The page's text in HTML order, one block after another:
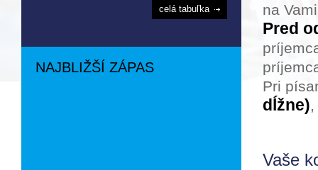
na
Pred
Pri
dĺžne)
Vaše
celá tabuľka
NAJBLIŽŠÍ ZÁPAS